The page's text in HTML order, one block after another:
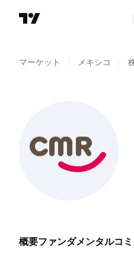
マーケット メキシコ
概要ファンダメンタルコ